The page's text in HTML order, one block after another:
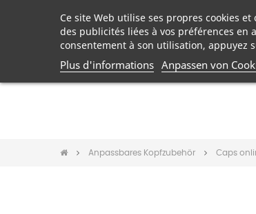
Anpassbares Kopfzubehör Caps
Ce site Web utilise ses propres cookies
des publicités liées à vos préférences en
consentement à son utilisation, appuyez
Plus d'informations Anpassen von